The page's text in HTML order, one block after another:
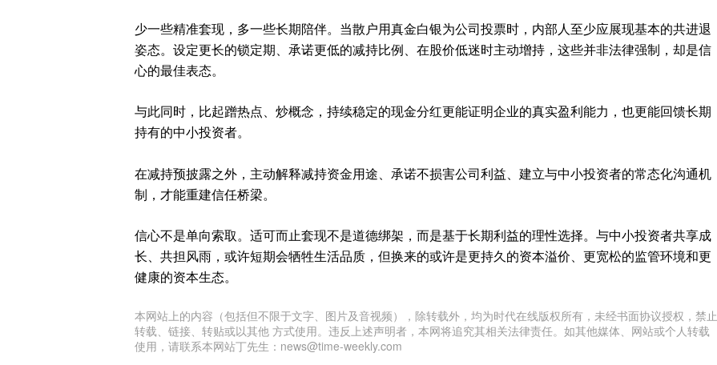
少一些精准套现，多一些长期陪伴。当散户用真金白银为公司投票时，内部人至少应展现基本的共进退
姿态。设定更长的锁定期、承诺更低的减持比例、在股价低迷时主动增持，这些并非法律强制，却是信
心的最佳表态。
与此同时，比起蹭热点、炒概念，持续稳定的现金分红更能证明企业的真实盈利能力，也更能回馈长期
持有的中小投资者。
在减持预披露之外，主动解释减持资金用途、承诺不损害公司利益、建立与中小投资者的常态化沟通机
制，才能重建信任桥梁。
信心不是单向索取。适可而止套现不是道德绑架，而是基于长期利益的理性选择。与中小投资者共享成
长、共担风雨，或许短期会牺牲生活品质，但换来的或许是更持久的资本溢价、更宽松的监管环境和更
健康的资本生态。
本网站上的内容（包括但不限于文字、图片及音视频），除转载外，均为时代在线版权所有，未经书面协议授权，禁止
转载、链接、转贴或以其他 方式使用。违反上述声明者，本网将追究其相关法律责任。如其他媒体、网站或个人转载
使用，请联系本网站丁先生：news@time-weekly.com